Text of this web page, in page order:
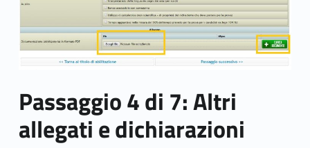
Passaggio 4 di 7: Altri
allegati e dichiarazioni